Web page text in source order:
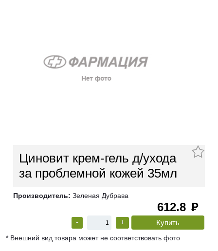
Циновит крем-гель д/ухода
за проблемной кожей 35мл
Производитель: Зеленая Дубрава
612.8 руб
- +
* Внешний вид товара может не соответствовать фото